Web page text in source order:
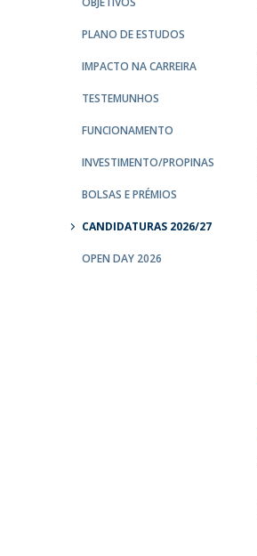
PLANO DE ESTUDOS
IMPACTO NA CARREIRA
TESTEMUNHOS
FUNCIONAMENTO
INVESTIMENTO/PROPINAS
BOLSAS E PRÉMIOS
CANDIDATURAS 2026/27
OPEN DAY 2026